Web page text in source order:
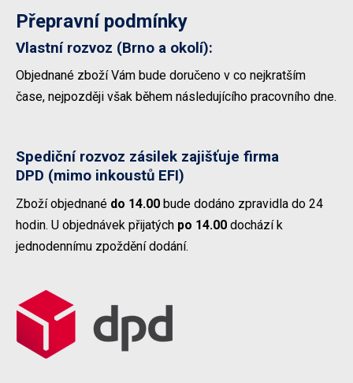
Přepravní podmínky
Vlastní rozvoz (Brno a okolí):
Objednané zboží Vám bude doručeno v co nejkratším
čase, nejpozději však během následujícího pracovního dne.
Spediční rozvoz zásilek zajišťuje firma
DPD (mimo inkoustů EFI)
Zboží objednané do 14.00 bude dodáno zpravidla do 24
hodin. U objednávek přijatých po 14.00 dochází k
jednodennímu zpoždění dodání.